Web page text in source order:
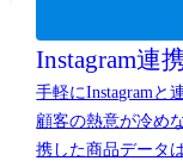
Instagram連
手軽にInstagramと
顧客の熱意が冷め
携した商品データ